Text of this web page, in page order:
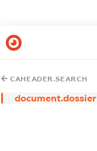
CAHEADER.SEARCH
document.dossier